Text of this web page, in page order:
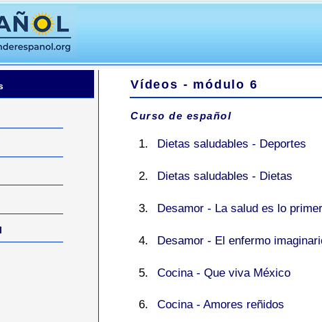
Vídeos - módulo 6
Curso de español
Dietas saludables - Deportes
Dietas saludables - Dietas
Desamor - La salud es lo
Desamor - El enfermo
Cocina - Que viva México
Cocina - Amores reñidos